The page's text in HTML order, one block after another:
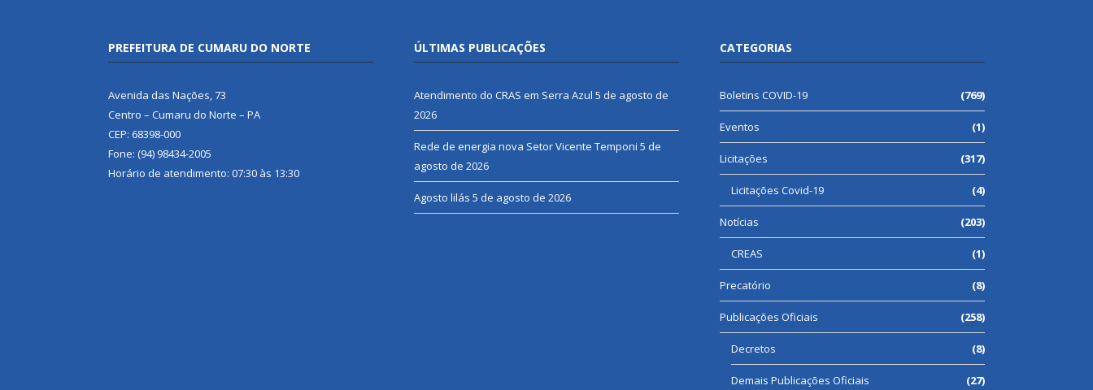
PREFEITURA DE CUMARU DO NORTE
Avenida das Nações, 73
Centro – Cumaru do Norte – PA
CEP: 68398-000
Fone: (94) 98434-2005
Horário de atendimento: 07:30 às 13:30
ÚLTIMAS PUBLICAÇÕES
Atendimento do CRAS em Serra Azul 5 de agosto de
2026
Rede de energia nova Setor Vicente Temponi 5 de
agosto de 2026
Agosto lilás 5 de agosto de 2026
CATEGORIAS
Boletins COVID-19 (769)
Eventos (1)
Licitações (317)
Licitações Covid-19 (4)
Notícias (203)
CREAS (1)
Precatório (8)
Publicações Oficiais (258)
Decretos (8)
Demais Publicações Oficiais (27)